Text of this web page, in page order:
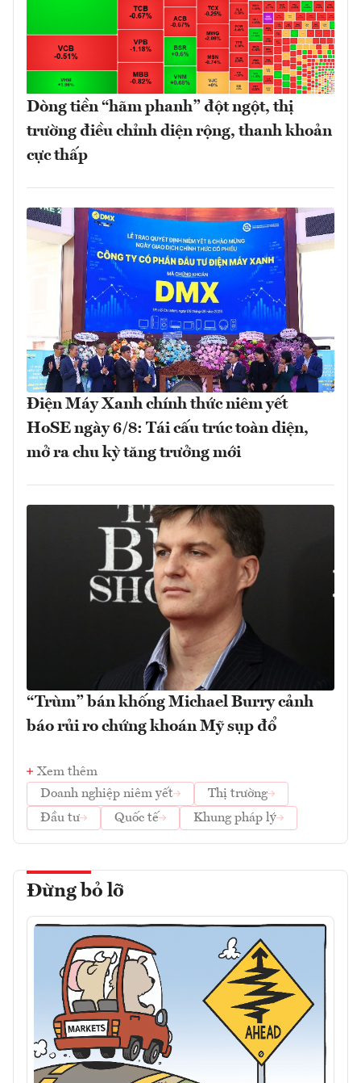
Dòng tiền “hãm phanh” đột ngột, thị
trường điều chỉnh diện rộng, thanh khoản
cực thấp
Điện Máy Xanh chính thức niêm yết
HoSE ngày 6/8: Tái cấu trúc toàn diện,
mở ra chu kỳ tăng trưởng mới
“Trùm” bán khống Michael Burry cảnh
báo rủi ro chứng khoán Mỹ sụp đổ
Xem thêm
Doanh nghiệp niêm yết
Thị trường
Đầu tư
Quốc tế Khung pháp lý
Đừng bỏ lỡ